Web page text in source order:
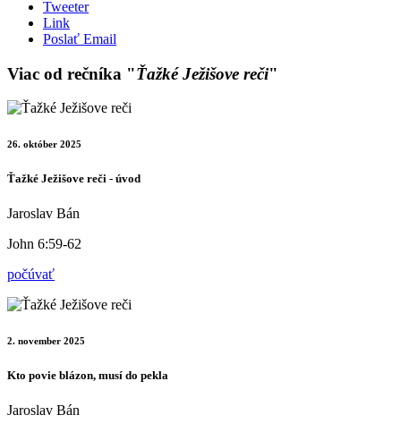
Tweeter
Link
Poslať Email
Viac od rečníka "Ťažké Ježišove reči"
26. október 2025
Ťažké Ježišove reči - úvod
Jaroslav Bán
John 6:59-62
počúvať
2. november 2025
Kto povie blázon, musí do pekla
Jaroslav Bán